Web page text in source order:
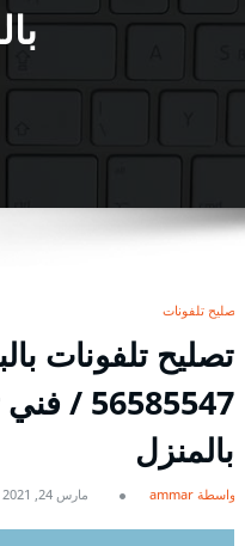
تصليح تلفونات
تصليح تلفونات
بالمنزل
بواسطة ammar مارس 24, 2021